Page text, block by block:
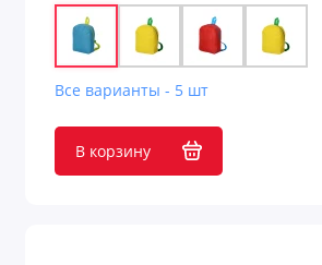
Все варианты - 5 шт
В корзину